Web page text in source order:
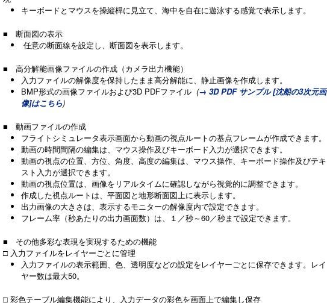
キーボードとマウスを操縦桿に見立て、海中を自在に遊泳する感覚で表示します。
■ 断面図の表示
任意の断面線を設定し、断面図を表示します。
■ 高分解能画像ファイルの作成（カメラ出力機能）
入力ファイルの解像度を保持したまま高分解能に、静止画像を作成します。
BMP形式の画像ファイルおよび3D PDFファイル (→ 3D PDF サンプル [沈船の3次元画
像]はこちら)
■ 動画ファイルの作成
フライトシミュレータ表示画面から動画の視点ルートの基点フレームが作成できます。
動画の時間間隔の編集は、マウス操作及びキーボード入力が選択できます。
動画の視点の位置、方位、角度、高度の編集は、マウス操作、キーボード操作及びテキ
スト入力が選択できます。
動画の視点位置は、画像をリアルタイムに確認しながら視覚的に調整できます。
作成した視点ルートは、平面図と地形断面図上に表示します。
出力画像の大きさは、表示するモニターの解像度内で設定できます。
フレーム率（秒あたりの出力画面数）は、１／秒～60／秒まで設定できます。
■ その他多彩な表現を実現するための機能
□ 入力ファイルをレイヤーごとに管理
入力ファイルの表示範囲、色、透明度などの設定をレイヤーごとに保存できます。レイ
ヤー数は最大50。
□ 彩色テーブル編集機能により、入力データの彩色を画面上で編集し保存